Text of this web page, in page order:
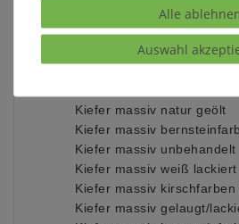
Kernbuche massiv natur
Wildeiche massiv natur
komplett stabverleimt
Kiefer massiv natur geölt
Kiefer massiv
Kiefer massiv unbehandelt
Kiefer massiv weiß lackiert
Kiefer massiv kirschfarben
Kiefer massiv gelaugt/
Alle
Auswahl